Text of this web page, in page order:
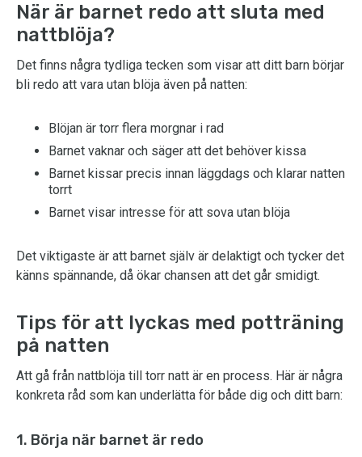
När är barnet redo att sluta med
nattblöja?
Det finns några tydliga tecken som visar att ditt barn börjar
bli redo att vara utan blöja även på natten:
Blöjan är torr flera morgnar i rad
Barnet vaknar och säger att det behöver kissa
Barnet kissar precis innan läggdags och klarar natten
torrt
Barnet visar intresse för att sova utan blöja
Det viktigaste är att barnet själv är delaktigt och tycker det
känns spännande, då ökar chansen att det går smidigt.
Tips för att lyckas med potträning
på natten
Att gå från nattblöja till torr natt är en process. Här är några
konkreta råd som kan underlätta för både dig och ditt barn:
1. Börja när barnet är redo